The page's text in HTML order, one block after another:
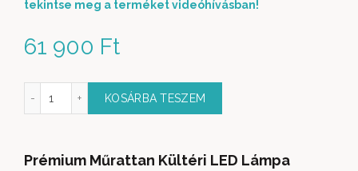
61 900 Ft
tekintse meg a terméket videóhívásban!
LED Lámpa Bahama M fehér mennyiség
KOSÁRBA TESZEM
Prémium Műrattan Kültéri LED Lámpa